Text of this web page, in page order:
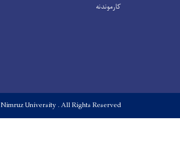
کارموندنه
University . All Rights Reserved